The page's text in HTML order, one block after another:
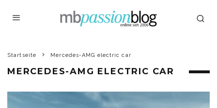
Startseite Mercedes-AMG electric car
MERCEDES-AMG ELECTRIC CAR